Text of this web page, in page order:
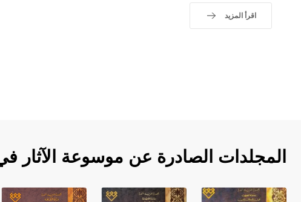
اقرأ المزيد
المجلدات الصادرة عن موسوعة الآثار